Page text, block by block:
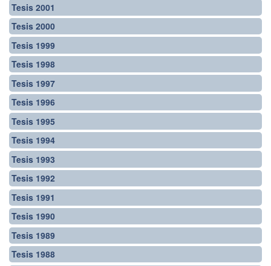
Tesis 2001
Tesis 2000
Tesis 1999
Tesis 1998
Tesis 1997
Tesis 1996
Tesis 1995
Tesis 1994
Tesis 1993
Tesis 1992
Tesis 1991
Tesis 1990
Tesis 1989
Tesis 1988